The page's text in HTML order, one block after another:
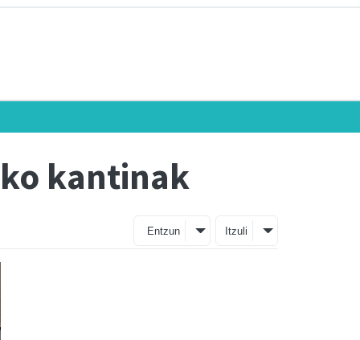
kantinak
Entzun Itzuli